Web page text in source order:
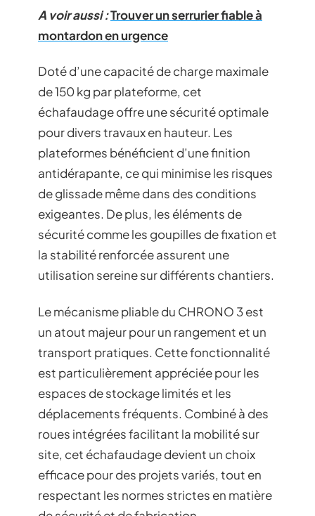
A voir aussi :Trouver un serrurier fiable à
montardon en urgence
Doté d’une capacité de charge maximale
de 150 kg par plateforme, cet
échafaudage offre une sécurité optimale
pour divers travaux en hauteur. Les
plateformes bénéficient d’une finition
antidérapante, ce qui minimise les risques
de glissade même dans des conditions
exigeantes. De plus, les éléments de
sécurité comme les goupilles de fixation et
la stabilité renforcée assurent une
utilisation sereine sur différents chantiers.
Le mécanisme pliable du CHRONO 3 est
un atout majeur pour un rangement et un
transport pratiques. Cette fonctionnalité
est particulièrement appréciée pour les
espaces de stockage limités et les
déplacements fréquents. Combiné à des
roues intégrées facilitant la mobilité sur
site, cet échafaudage devient un choix
efficace pour des projets variés, tout en
respectant les normes strictes en matière